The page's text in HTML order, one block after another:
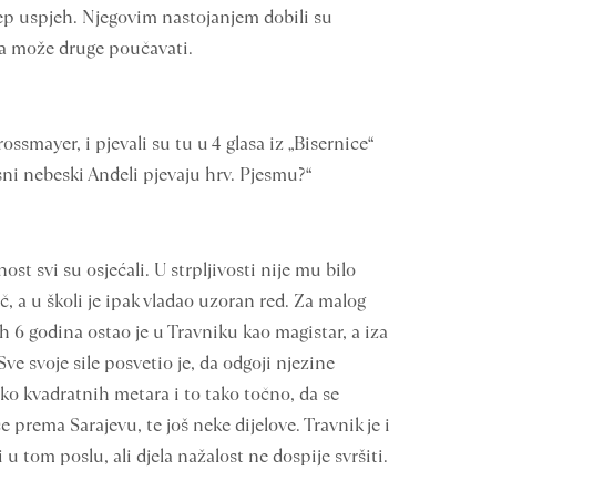
uspjeh. Njegovim nastojanjem dobili su
može druge poučavati.
i pjevali su tu u 4 glasa iz „Bisernice“
nebeski Anđeli pjevaju hrv. Pjesmu?“
svi su osjećali. U strpljivosti nije mu bilo
a u školi je ipak vladao uzoran red. Za malog
godina ostao je u Travniku kao magistar, a iza
svoje sile posvetio je, da odgoji njezine
kvadratnih metara i to tako točno, da se
Sarajevu, te još neke dijelove. Travnik je i
tom poslu, ali djela nažalost ne dospije svršiti.